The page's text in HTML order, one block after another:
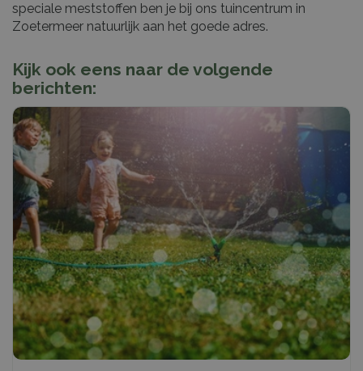
speciale meststoffen ben je bij ons tuincentrum in
Zoetermeer natuurlijk aan het goede adres.
Kijk ook eens naar de volgende
berichten: